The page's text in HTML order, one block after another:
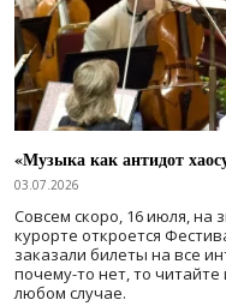
«Музыка как антидот
03.07.2026
Совсем скоро, 16 июля, на
курорте откроется
заказали билеты на все
почему-то нет, то
любом случае.